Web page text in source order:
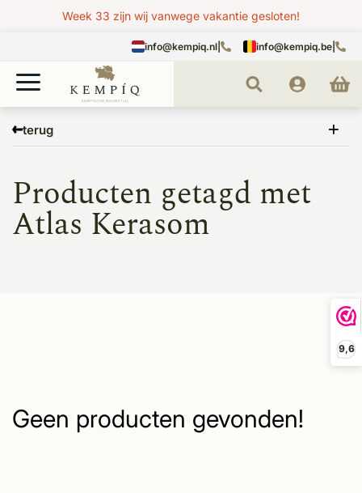
9,6
Week 33 zijn wij vanwege vakantie gesloten!
info@kempiq.nl info@kempiq.be
terug
Atlas Kerasom
Producten getagd met
Atlas Kerasom
Geen producten gevonden!